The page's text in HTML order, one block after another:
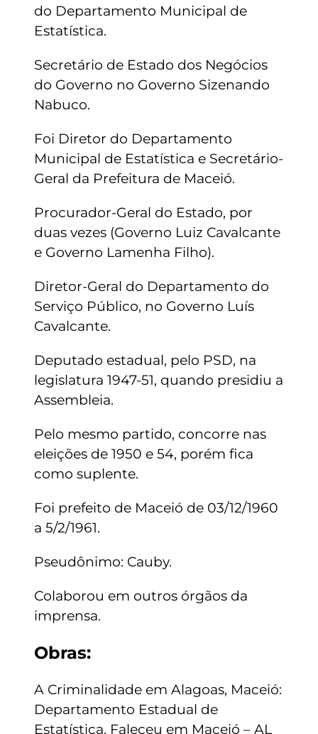
do Departamento Municipal de
Estatística.
Secretário de Estado dos Negócios
do Governo no Governo Sizenando
Nabuco.
Foi Diretor do Departamento
Municipal de Estatística e Secretário-
Geral da Prefeitura de Maceió.
Procurador-Geral do Estado, por
duas vezes (Governo Luiz Cavalcante
e Governo Lamenha Filho).
Diretor-Geral do Departamento do
Serviço Público, no Governo Luís
Cavalcante.
Deputado estadual, pelo PSD, na
legislatura 1947-51, quando presidiu a
Assembleia.
Pelo mesmo partido, concorre nas
eleições de 1950 e 54, porém fica
como suplente.
Foi prefeito de Maceió de 03/12/1960
a 5/2/1961.
Pseudônimo: Cauby.
Colaborou em outros órgãos da
imprensa.
Obras:
A Criminalidade em Alagoas, Maceió:
Departamento Estadual de
Estatística. Faleceu em Maceió – AL